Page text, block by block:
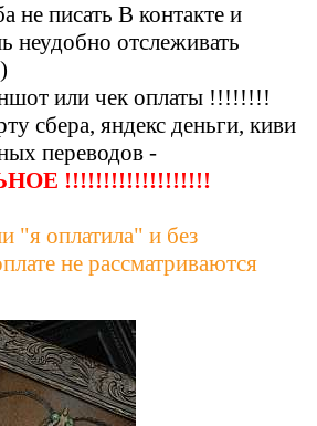
не писать В контакте и
неудобно отслеживать
или чек оплаты !!!!!!!!
сбера, яндекс деньги, киви
переводов -
!!!!!!!!!!!!!!!!!!!
"я оплатила" и без
не рассматриваются